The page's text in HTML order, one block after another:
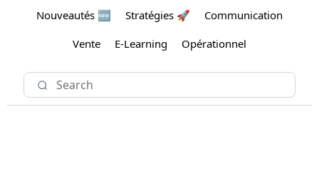
Nouveautés 🆕 Stratégies 🚀
Communication
Vente
E-Learning Opérationnel